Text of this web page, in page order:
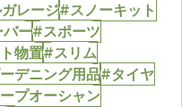
レージ#スノーキット
ー#スポーツ
物置#スリム
デニング用品#タイヤ
プオーシャン